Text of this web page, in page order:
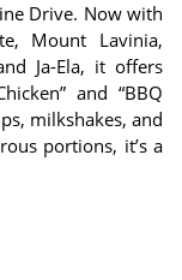
Drive. Now with
Mount Lavinia,
Ja-Ela, it offers
and “BBQ
milkshakes, and
portions, it’s a